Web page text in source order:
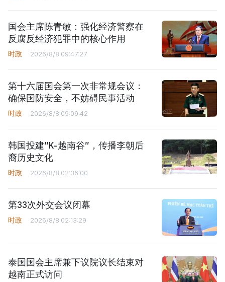
国会主席陈青敏：强化经济警察在
反腐反经济犯罪中的核心作用
时政 2026/8/8 09:47:27
第十六届国会第一次非常规会议：
确保国防安全，不妨碍民事活动
时政 2026/8/8 09:09:42
韩国投建“K-越南谷”，传播李朝后
裔历史文化
时政 2026/8/8 02:36:00
第33次外交会议闭幕
时政 2026/8/8 02:13:29
泰国国会主席兼下议院议长结束对
越南正式访问